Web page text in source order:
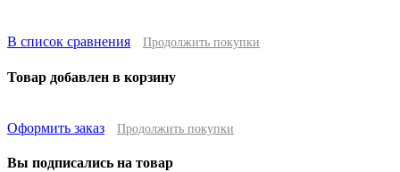
В список сравнения Продолжить покупки
Товар добавлен в корзину
Оформить заказ Продолжить покупки
Вы подписались на товар